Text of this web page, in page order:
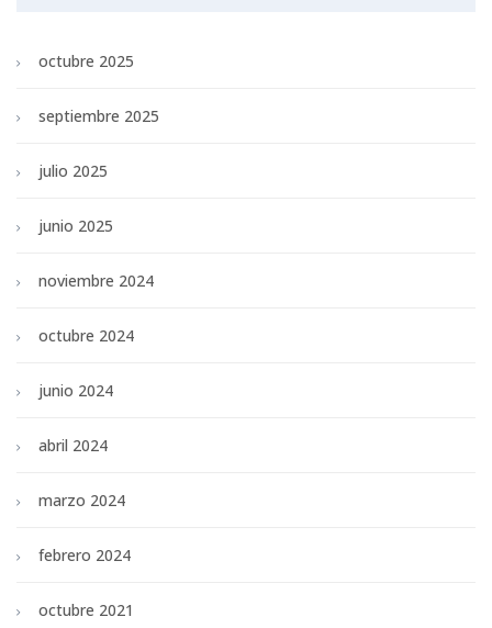
octubre 2025
septiembre 2025
julio 2025
junio 2025
noviembre 2024
octubre 2024
junio 2024
abril 2024
marzo 2024
febrero 2024
octubre 2021